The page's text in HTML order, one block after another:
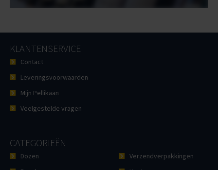
KLANTENSERVICE
Contact
Leveringsvoorwaarden
Mijn Pellikaan
Veelgestelde vragen
CATEGORIEËN
Dozen
Verzendverpakkingen